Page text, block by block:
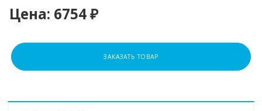
Цена: 6754 ₽
ЗАКАЗАТЬ ТОВАР